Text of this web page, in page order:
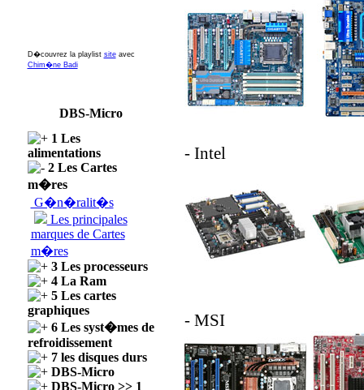
D�couvrez la playlist siteavec
Chim�ne Badi
DBS-Micro
1 Les
alimentations
2 Les Cartes
m�res
G�n�ralit�s
Les principales
marques de Cartes
m�res
3 Les processeurs
4 La Ram
5 Les cartes
graphiques
6 Les syst�mes de
refroidissement
7 les disques durs
DBS-Micro
DBS-Micro >> 1
- Intel
- MSI